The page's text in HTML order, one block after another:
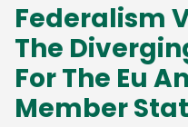
Federalism
The
For The Eu
Member